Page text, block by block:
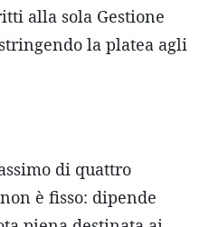
alla sola Gestione
la platea agli
di quattro
è fisso: dipende